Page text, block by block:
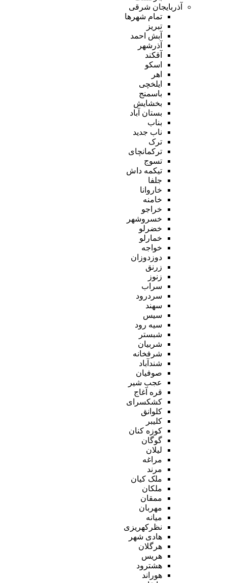
آذربایجان شرقی
تمام شهر‌ها
تبریز
آبش احمد
آذرشهر
آقکند
اسکو
اهر
ایلخچی
باسمنج
بخشایش
بستان آباد
بناب
ناب جدید
ترک
ترکمانچای
تسوج
تیکمه داش
جلفا
خاروانا
خامنه
خراجو
خسروشهر
خضرلو
خمارلو
خواجه
دوزدوزان
زرنق
زنوز
سراب
سردرود
سهند
سیس
سیه رود
شبستر
شربیان
شرفخانه
شندآباد
صوفیان
عجب شیر
قره آغاج
کشکسرای
کلوانق
کلیبر
کوزه کنان
گوگان
لیلان
مراغه
مرند
ملک کیان
ملکان
ممقان
مهربان
میانه
نظرکهریزی
هادی شهر
هرگلان
هریس
هشترود
هوراند